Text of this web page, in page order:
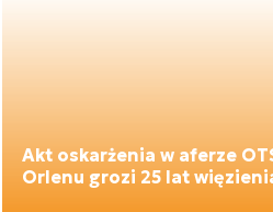
Akt oskarżenia w aferze
Orlenu grozi 25 lat